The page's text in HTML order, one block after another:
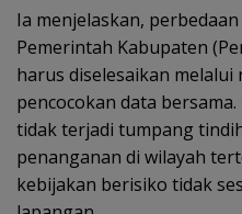
Ia menjelaskan,
Pemerintah Kabupaten
harus diselesaikan melalui
pencocokan data
tidak terjadi tumpang
penanganan di wilayah
kebijakan berisiko tidak